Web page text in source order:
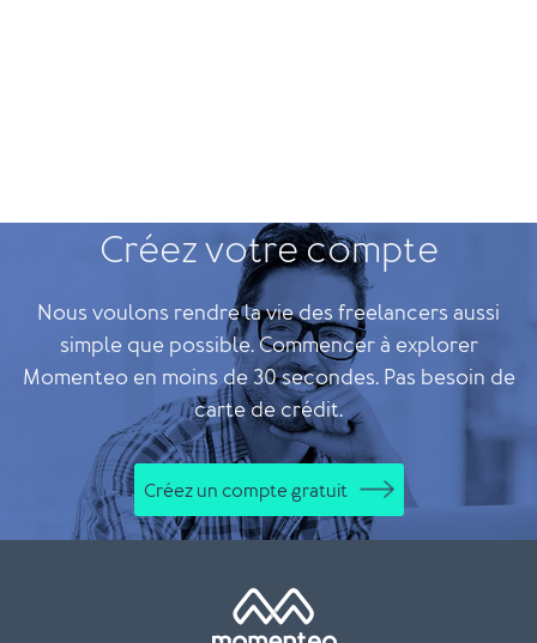
Créez votre compte
Nous voulons rendre la vie des freelancers aussi
simple que possible. Commencer à explorer
Momenteo en moins de 30 secondes. Pas besoin de
carte de crédit.
Créez un compte gratuit